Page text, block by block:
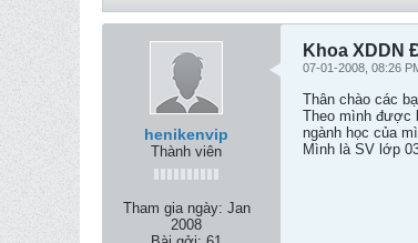
henikenvip
Thành viên
Tham gia ngày: Jan
2008
Khoa XDDN
07-01-2008, 08:26
Thân chào các
Theo mình được
ngành học của
Mình là SV lớp